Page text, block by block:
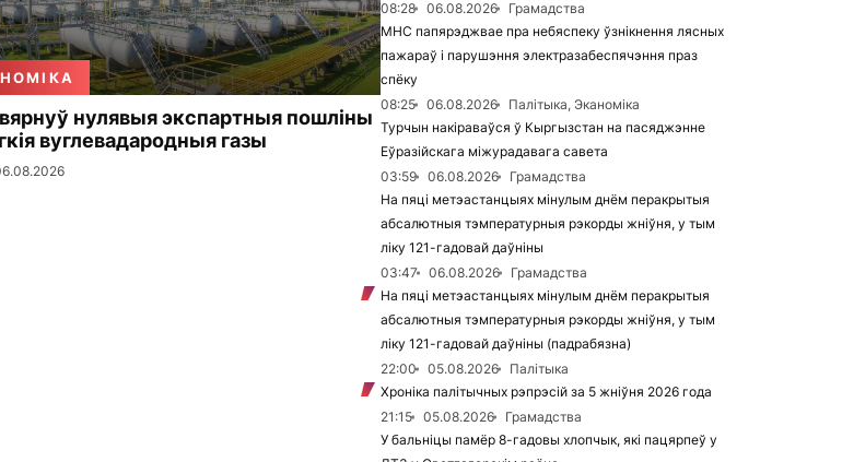
нулявыя экспартныя пошліны
вуглевадародныя газы
08:28
06.08.2026
Грамадства
МНС папярэджвае пра небяспеку ўзнікнення лясных
пажараў і парушэння электразабеспячэння праз
спёку
08:25
06.08.2026
Палітыка, Эканоміка
Турчын накіраваўся ў Кыргызстан на пасяджэнне
Еўразійскага міжурадавага савета
03:59
06.08.2026
Грамадства
На пяці метэастанцыях мінулым днём перакрытыя
абсалютныя тэмпературныя рэкорды жніўня, у тым
ліку 121-гадовай даўніны
03:47
06.08.2026
Грамадства
На пяці метэастанцыях мінулым днём перакрытыя
абсалютныя тэмпературныя рэкорды жніўня, у тым
ліку 121-гадовай даўніны (падрабязна)
22:00
05.08.2026
Палітыка
Хроніка палітычных рэпрэсій за 5 жніўня 2026 года
21:15
05.08.2026
Грамадства
У бальніцы памёр 8-гадовы хлопчык, які пацярпеў у